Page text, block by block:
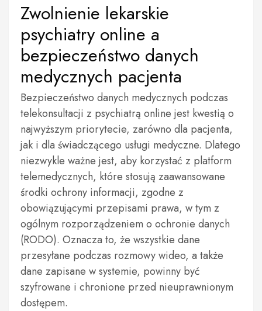
Zwolnienie lekarskie
psychiatry online a
bezpieczeństwo danych
medycznych pacjenta
Bezpieczeństwo danych medycznych podczas
telekonsultacji z psychiatrą online jest kwestią o
najwyższym priorytecie, zarówno dla pacjenta,
jak i dla świadczącego usługi medyczne. Dlatego
niezwykle ważne jest, aby korzystać z platform
telemedycznych, które stosują zaawansowane
środki ochrony informacji, zgodne z
obowiązującymi przepisami prawa, w tym z
ogólnym rozporządzeniem o ochronie danych
(RODO). Oznacza to, że wszystkie dane
przesyłane podczas rozmowy wideo, a także
dane zapisane w systemie, powinny być
szyfrowane i chronione przed nieuprawnionym
dostępem.